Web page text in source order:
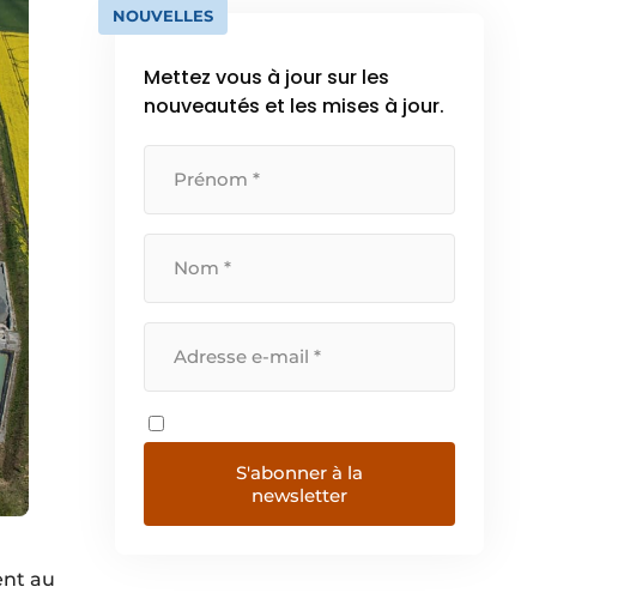
au
NOUVELLES
Mettez vous à jour sur les
nouveautés et les mises à jour.
S'abonner à la
newsletter